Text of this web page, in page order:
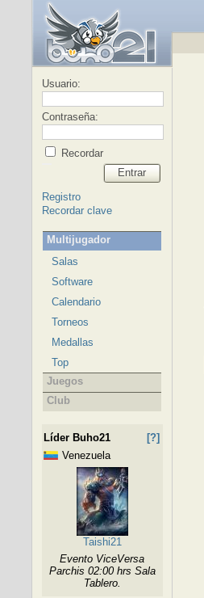
Usuario:
Contraseña:
Recordar
Entrar
Registro
Recordar clave
Multijugador
Salas
Software
Calendario
Torneos
Medallas
Top
Juegos
Club
Líder Buho21
[?]
Venezuela
Taishi21
Evento ViceVersa
Parchis 02:00 hrs Sala
Tablero.